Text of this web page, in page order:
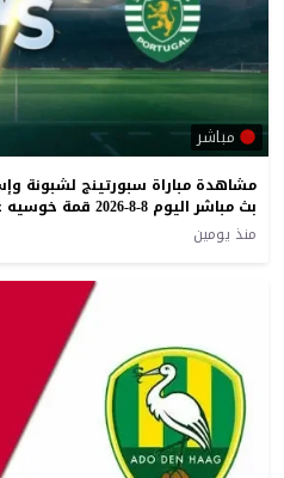
مباشر
مشاهدة مباراة سبورتينج لشبونة
بث مباشر اليوم 8-8-2026 قمة خوسيه غوميز
منذ يومين